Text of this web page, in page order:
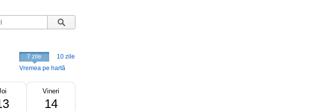
7 zile
10 zile
Vremea pe hartă
Vineri
14